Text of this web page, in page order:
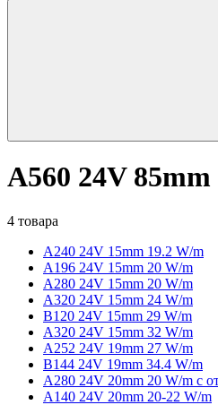
A560 24V
4 товара
A240 24V 15mm 19.2 W/m
A196 24V 15mm 20 W/m
A280 24V 15mm 20 W/m
A320 24V 15mm 24 W/m
B120 24V 15mm 29 W/m
A320 24V 15mm 32 W/m
A252 24V 19mm 27 W/m
B144 24V 19mm 34.4 W/m
A280 24V 20mm 20 W/m с
A140 24V 20mm 20-22 W/m